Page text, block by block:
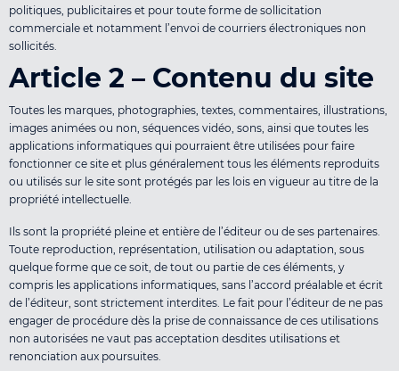
politiques, publicitaires et pour toute forme de sollicitation
commerciale et notamment l’envoi de courriers électroniques non
sollicités.
Article 2 – Contenu du site
Toutes les marques, photographies, textes, commentaires, illustrations,
images animées ou non, séquences vidéo, sons, ainsi que toutes les
applications informatiques qui pourraient être utilisées pour faire
fonctionner ce site et plus généralement tous les éléments reproduits
ou utilisés sur le site sont protégés par les lois en vigueur au titre de la
propriété intellectuelle.
Ils sont la propriété pleine et entière de l’éditeur ou de ses partenaires.
Toute reproduction, représentation, utilisation ou adaptation, sous
quelque forme que ce soit, de tout ou partie de ces éléments, y
compris les applications informatiques, sans l’accord préalable et écrit
de l’éditeur, sont strictement interdites. Le fait pour l’éditeur de ne pas
engager de procédure dès la prise de connaissance de ces utilisations
non autorisées ne vaut pas acceptation desdites utilisations et
renonciation aux poursuites.